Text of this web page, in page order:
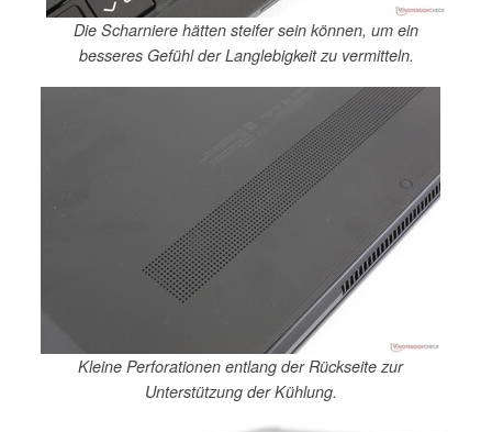
Die Scharniere hätten steifer sein können, um ein
besseres Gefühl der Langlebigkeit zu vermitteln.
Kleine Perforationen entlang der Rückseite zur
Unterstützung der Kühlung.